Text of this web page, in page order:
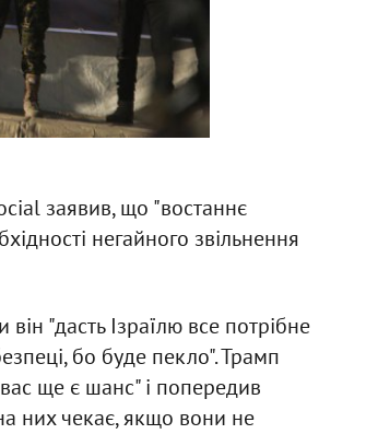
заявив, що "востаннє
негайного звільнення
"дасть Ізраїлю все потрібне
бо буде пекло". Трамп
ще є шанс" і попередив
них чекає, якщо вони не